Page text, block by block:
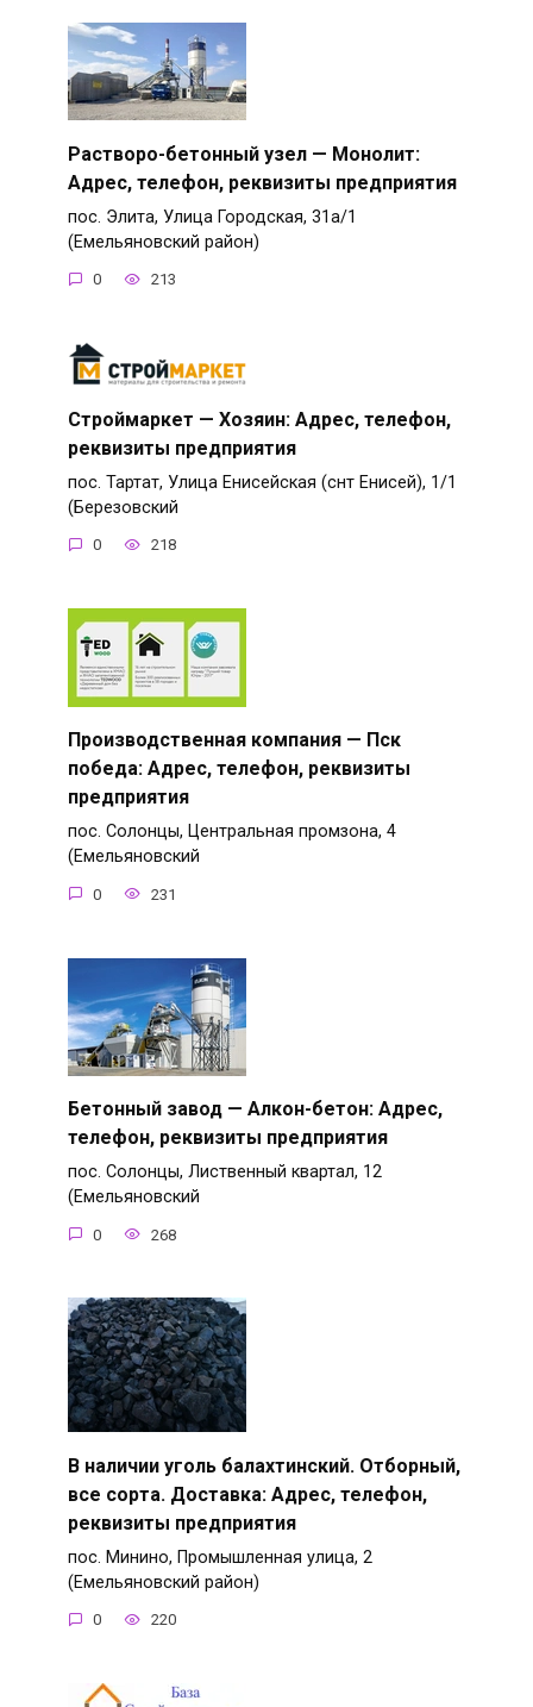
Растворо-бетонный узел — Монолит:
Адрес, телефон, реквизиты предприятия
пос. Элита, Улица Городская, 31а/1
(Емельяновский район)
0 213
Строймаркет — Хозяин: Адрес, телефон,
реквизиты предприятия
пос. Тартат, Улица Енисейская (снт Енисей), 1/1
(Березовский
0 218
Производственная компания — Пск
победа: Адрес, телефон, реквизиты
предприятия
пос. Солонцы, Центральная промзона, 4
(Емельяновский
0 231
Бетонный завод — Алкон-бетон: Адрес,
телефон, реквизиты предприятия
пос. Солонцы, Лиственный квартал, 12
(Емельяновский
0 268
В наличии уголь балахтинский. Отборный,
все сорта. Доставка: Адрес, телефон,
реквизиты предприятия
пос. Минино, Промышленная улица, 2
(Емельяновский район)
0 220